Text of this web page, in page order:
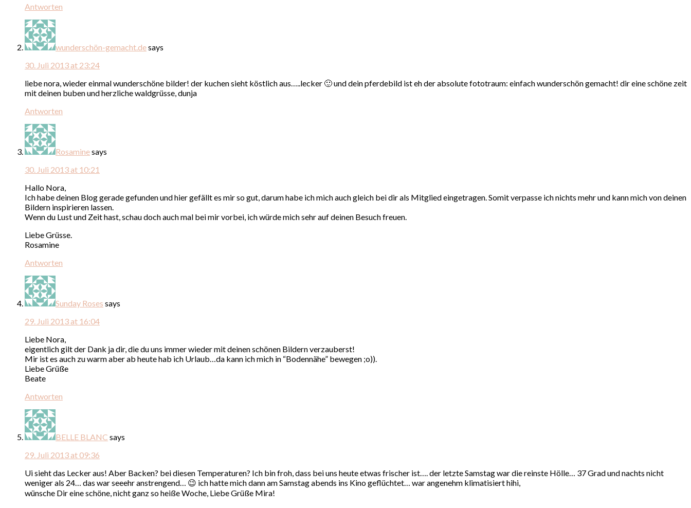
Antworten
wunderschön-gemacht.desays
30. Juli 2013 at 23:24
liebe nora, wieder einmal wunderschöne bilder! der kuchen sieht köstlich aus…..lecker 🙂 und dein pferdebild ist eh der absolute fototraum: einfach wunderschön gemacht! dir eine schöne zeit
mit deinen buben und herzliche waldgrüsse, dunja
Antworten
Rosaminesays
30. Juli 2013 at 10:21
Hallo Nora,
Ich habe deinen Blog gerade gefunden und hier gefällt es mir so gut, darum habe ich mich auch gleich bei dir als Mitglied eingetragen. Somit verpasse ich nichts mehr und kann mich von deinen
Bildern inspirieren lassen.
Wenn du Lust und Zeit hast, schau doch auch mal bei mir vorbei, ich würde mich sehr auf deinen Besuch freuen.
Liebe Grüsse.
Rosamine
Antworten
Sunday Roses says
29. Juli 2013 at 16:04
Liebe Nora,
eigentlich gilt der Dank ja dir, die du uns immer wieder mit deinen schönen Bildern verzauberst!
Mir ist es auch zu warm aber ab heute hab ich Urlaub…da kann ich mich in “Bodennähe” bewegen ;o)).
Liebe Grüße
Beate
Antworten
BELLE BLANC says
29. Juli 2013 at 09:36
Ui sieht das Lecker aus! Aber Backen? bei diesen Temperaturen? Ich bin froh, dass bei uns heute etwas frischer ist…. der letzte Samstag war die reinste Hölle… 37 Grad und nachts nicht
weniger als 24… das war seeehr anstrengend… 😉 ich hatte mich dann am Samstag abends ins Kino geflüchtet… war angenehm klimatisiert hihi,
wünsche Dir eine schöne, nicht ganz so heiße Woche, Liebe Grüße Mira!